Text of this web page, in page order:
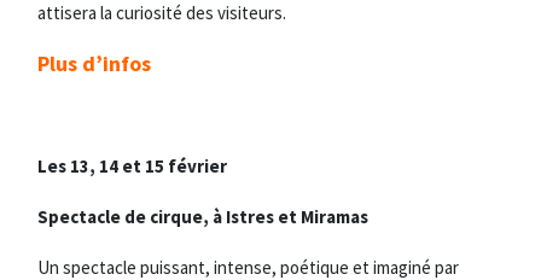
attisera la curiosité des visiteurs.
Plus d’infos
Les 13, 14 et 15 février
Spectacle de cirque, à Istres et Miramas
Un spectacle puissant, intense, poétique et imaginé par